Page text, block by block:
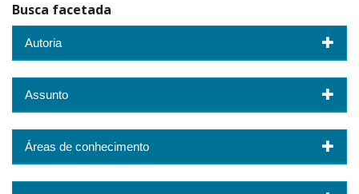
Busca facetada
Autoria
Assunto
Áreas de conhecimento